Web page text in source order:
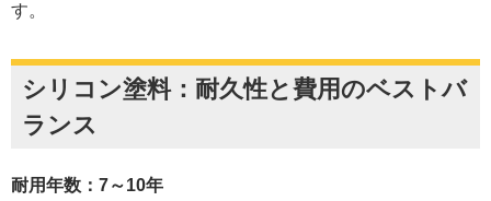
す。
シリコン塗料：耐久性と費用のベストバ
ランス
耐用年数：7～10年